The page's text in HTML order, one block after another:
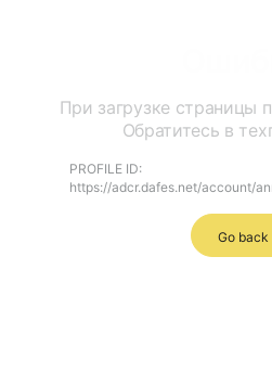
При загрузке страницы
Обратитесь в
PROFILE ID:
https://adcr.dafes.net/account/
Go back